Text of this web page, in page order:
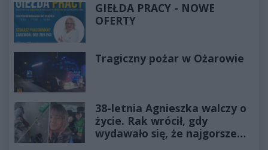
GIEŁDA PRACY - NOWE
OFERTY
Tragiczny pożar w Ożarowie
38-letnia Agnieszka walczy o
życie. Rak wrócił, gdy
wydawało się, że najgorsze